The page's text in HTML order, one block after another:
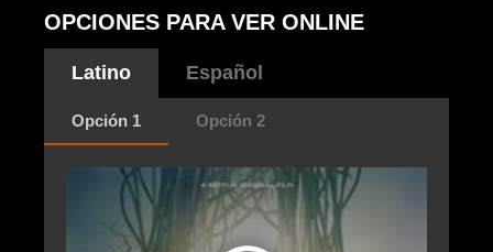
OPCIONES PARA VER ONLINE
Latino Español
Opción 1 Opción 2